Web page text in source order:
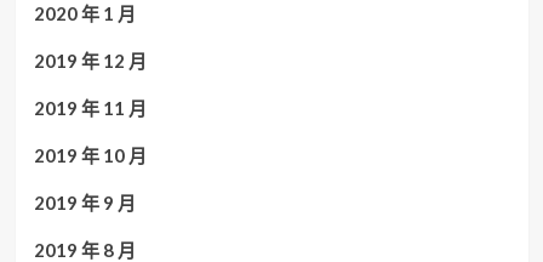
2020 年 1 月
2019 年 12 月
2019 年 11 月
2019 年 10 月
2019 年 9 月
2019 年 8 月